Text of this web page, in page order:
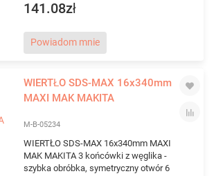
141.08zł
Powiadom mnie
WIERTŁO SDS-MAX 16x340mm
MAXI MAK MAKITA
M-B-05234
WIERTŁO SDS-MAX 16x340mm MAXI
MAK MAKITA 3 końcówki z węglika -
szybka obróbka, symetryczny otwór 6